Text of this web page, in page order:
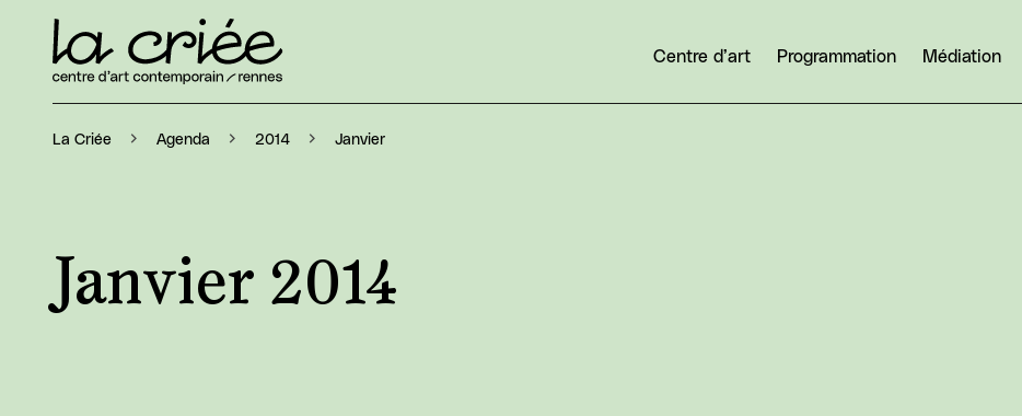
Centre d’art Programmation Médiation
La Criée Agenda 2014 Janvier
Janvier 2014